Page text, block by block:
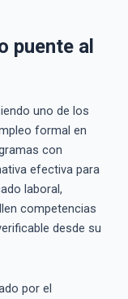
puente al
uno de los
formal en
con
efectiva para
laboral,
competencias
desde su
por el